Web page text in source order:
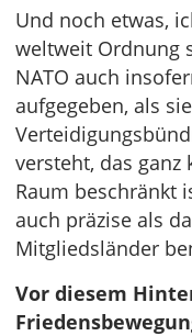
Und noch etwas,
weltweit Ordnung
NATO auch
aufgegeben, als
versteht, das
Raum beschränkt
auch präzise als
Mitgliedsländer
Vor diesem